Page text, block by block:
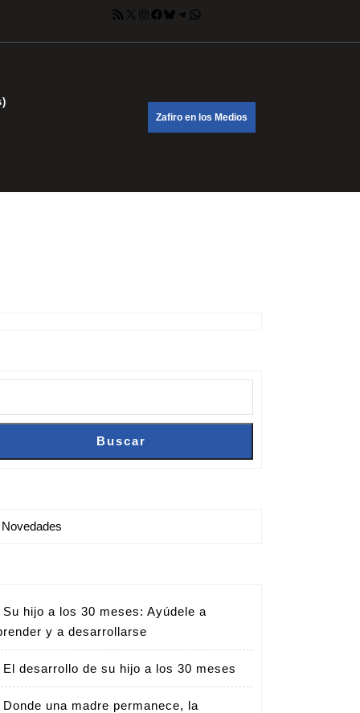
Feed RSS
X Instagram
Facebook
Bluesky
Telegram
WhatsApp
Zafiro en los Medios
NOW
Buscar
Novedades
Su hijo a los 30 meses: Ayúdele a
y a desarrollarse
El desarrollo de su hijo a los 30 meses
Donde una madre permanece, la